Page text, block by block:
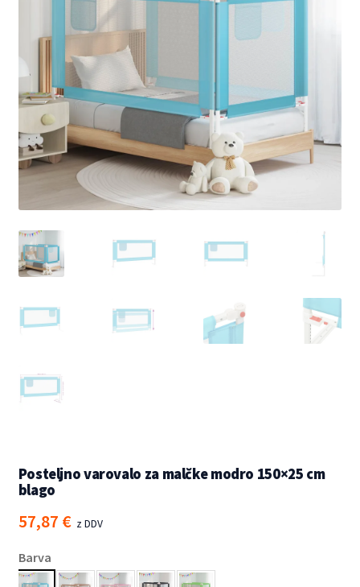
Posteljno varovalo za malčke modro 150×25 cm
blago
57,87 € z DDV
Barva